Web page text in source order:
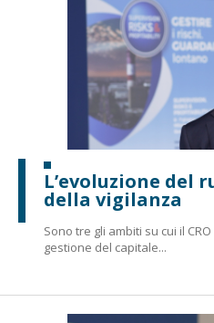
L’evoluzione del
della vigilanza
Sono tre gli ambiti su cui il
gestione del capitale...